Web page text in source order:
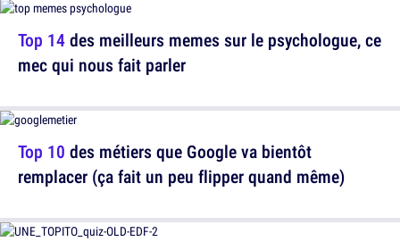
Top 14des meilleurs memes sur le psychologue, ce
mec qui nous fait parler
Top 10 des métiers que Google va bientôt
remplacer (ça fait un peu flipper quand même)